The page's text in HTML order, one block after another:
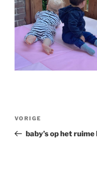
Vorig
bericht
VORIGE
baby’s op het